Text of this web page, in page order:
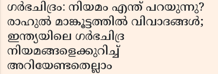
ഗർഭചിദ്രം: നിയമം എന്ത് പറയുന്നു?
രാഹുൽ മാങ്കൂട്ടത്തിൽ വിവാദങ്ങൾ;
ഇന്ത്യയിലെ ഗർഭചിദ്ര
നിയമങ്ങളെക്കുറിച്ച്
അറിയേണ്ടതെല്ലാം